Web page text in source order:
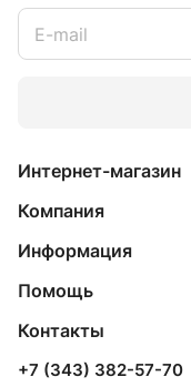
Интернет-магазин
Компания
Информация
Помощь
Контакты
+7 (343) 382-57-70